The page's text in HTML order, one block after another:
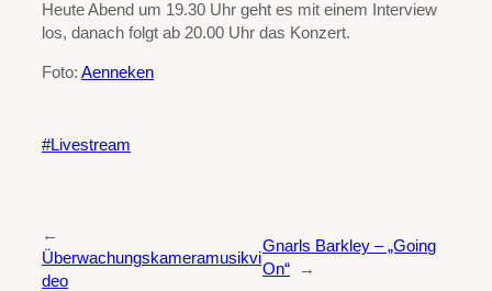
Heute Abend um 19.30 Uhr geht es mit einem Interview
los, danach folgt ab 20.00 Uhr das Konzert.
Foto: Aenneken
Livestream
←
Überwachungskameramusikvi
deo
Gnarls Barkley – „Going
On“
→